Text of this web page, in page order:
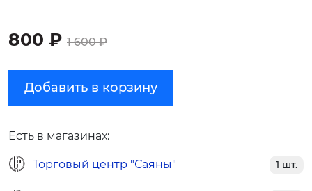
800 ₽ 1 600 ₽
Добавить в корзину
Есть в магазинах:
Торговый центр "Саяны" 1 шт.